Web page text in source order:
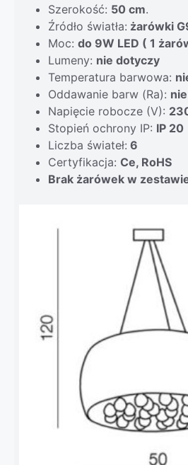
Szerokość: 50 cm.
Źródło światła: żarówki
Moc: do 9W LED ( 1
Lumeny: nie dotyczy
Temperatura barwowa:
Oddawanie barw (Ra):
Napięcie robocze (V):
Stopień ochrony IP: IP 20
Liczba świateł: 6
Certyfikacja: Ce, RoHS
Brak żarówek w